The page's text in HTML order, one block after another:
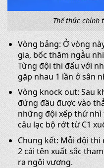
Thể thức chính
Vòng bảng: Ở vòng
gia, bốc thăm ngẫu
Từng đội thi đấu với
gặp nhau 1 lần ở sân
Vòng knock out: Sau
đứng đầu được vào
những đội xếp thứ
câu lạc bộ rớt từ C1
Chung kết: Mỗi đội
2 cái tên xuất sắc
ra ngôi vương.